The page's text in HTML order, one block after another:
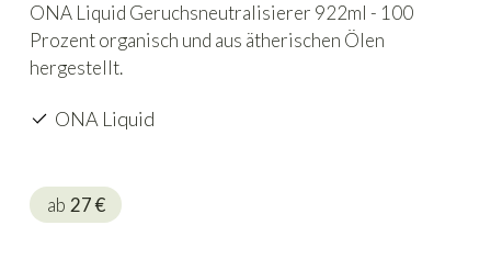
ONA Liquid Geruchsneutralisierer 922ml - 100
Prozent organisch und aus ätherischen Ölen
hergestellt.
ONA Liquid
ab 27€